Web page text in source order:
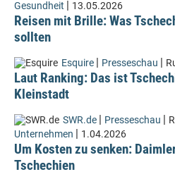
Gesundheit | 13.05.2026
Reisen mit Brille: Was
sollten
Esquire | Presseschau |
Laut Ranking: Das ist
Kleinstadt
SWR.de | Presseschau |
Unternehmen | 1.04.2026
Um Kosten zu senken:
Tschechien